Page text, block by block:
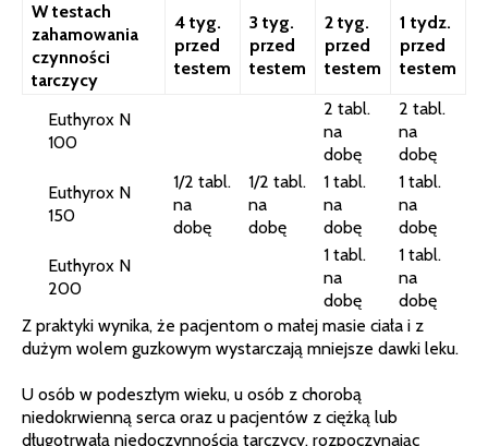
W testach
zahamowania
czynności
tarczycy
4 tyg.
przed
testem
3 tyg.
przed
testem
2 tyg.
przed
testem
1 tydz.
przed
testem
Euthyrox N
100
2 tabl.
na
dobę
2 tabl.
na
dobę
Euthyrox N
150
1/2 tabl.
na
dobę
1/2 tabl.
na
dobę
1 tabl.
na
dobę
1 tabl.
na
dobę
Euthyrox N
200
1 tabl.
na
dobę
1 tabl.
na
dobę
Z praktyki wynika, że pacjentom o małej masie ciała i z
dużym wolem guzkowym wystarczają mniejsze dawki leku.
U osób w podeszłym wieku, u osób z chorobą
niedokrwienną serca oraz u pacjentów z ciężką lub
długotrwałą niedoczynnością tarczycy, rozpoczynając